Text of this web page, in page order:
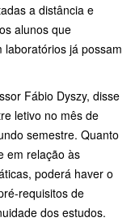
a distância e
alunos que
laboratórios já possam
Fábio Dyszy, disse
letivo no mês de
semestre. Quanto
em relação às
poderá haver o
requisitos de
dos estudos.